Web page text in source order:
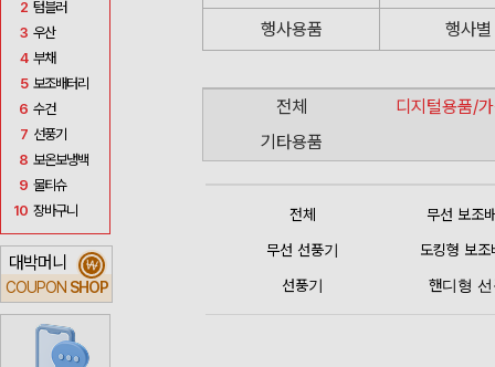
2 텀블러
3 우산
4 부채
5 보조배터리
6 수건
7 선풍기
8 보온보냉백
9 물티슈
10 장바구니
대박머니
COUPON SHOP
₩
행사용품
행사별
전체
디지털용품/
기타용품
전체
무선 보조
무선 선풍기
도킹형 보
선풍기
핸디형